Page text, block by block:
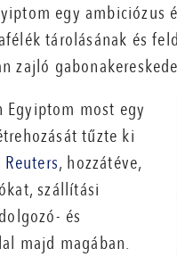
egy
tárolásának és
zajló
Egyiptom most egy
tűzte ki
Reuters, hozzátéve,
szállítási
és
majd magában.